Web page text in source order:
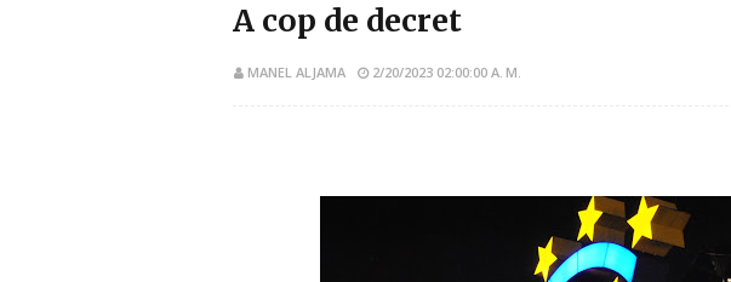
A cop de decret
MANEL ALJAMA 2/20/2023 02:00:00 A. M.